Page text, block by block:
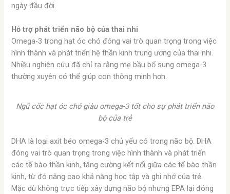
ngày đầu đời.
Hỗ trợ phát triển não bộ của thai nhi
Omega-3 trong hạt óc chó đóng vai trò quan trọng trong việc
hình thành và phát triển hệ thần kinh trung ương của thai nhi.
Nhiều nghiên cứu đã chỉ ra rằng mẹ bầu bổ sung omega-3
thường xuyên có thể giúp con thông minh hơn.
Ngũ cốc hạt óc chó giàu omega-3 tốt cho sự phát triển não
bộ của trẻ
DHA là loại axit béo omega-3 chủ yếu có trong não bộ. DHA
đóng vai trò quan trọng trong việc hình thành và phát triển
các tế bào thần kinh, tăng cường kết nối giữa các tế bào thần
kinh, từ đó nâng cao khả năng học tập và ghi nhớ của trẻ.
Mặc dù không trực tiếp xây dựng não bộ nhưng EPA lại đóng